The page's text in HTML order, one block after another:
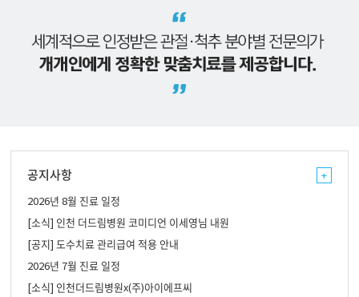
공지사항
2026년 8월 진료 일정
[소식] 인천 더드림병원 코미디언 이세영님 내원
[공지] 도수치료 관리급여 적용 안내
2026년 7월 진료 일정
[소식] 인천더드림병원x(주)아이에프씨
+